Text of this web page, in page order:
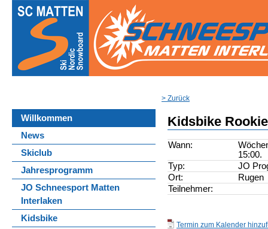
Willkommen
News
Skiclub
Jahresprogramm
JO Schneesport Matten
Interlaken
Kidsbike
> Zurück
Kidsbike
Wann:
15:00.
Typ:
JO
Ort:
Rugen
Teilnehmer:
Termin zum Kalender